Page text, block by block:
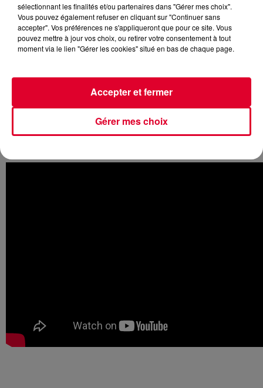
Pour cet été, les deux artistes britanniques ont décidé de
Glynne, dont la carrière a décollé avec le tubeRather Bede
Jax Jones. Il y a peu, le producteur anglais
a récemment lancéle projet Europa en compagnie de
avec un premier singleAll Day And Night
Retrouvez Jess Glynne et Jax Jones réunis dans le
sélectionnant les finalités et/ou partenaires dans "Gérer mes choix".
Vous pouvez également refuser en cliquant sur "Continuer sans
accepter". Vos préférences ne s'appliqueront que pour ce site. Vous
pouvez mettre à jour vos choix, ou retirer votre consentement à tout
moment via le lien "Gérer les cookies" situé en bas de chaque page.
Gérer mes choix
Accepter et fermer